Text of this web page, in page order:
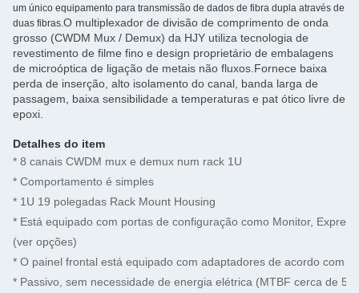
um único equipamento para transmissão de dados de fibra dupla através de
duas fibras.O multiplexador de divisão de comprimento de onda
grosso (CWDM Mux / Demux) da HJY utiliza tecnologia de
revestimento de filme fino e design proprietário de embalagens
de microóptica de ligação de metais não fluxos.Fornece baixa
perda de inserção, alto isolamento do canal, banda larga de
passagem, baixa sensibilidade a temperaturas e pat ótico livre de
epoxi.
Detalhes do item
* 8 canais CWDM mux e demux num rack 1U
* Comportamento é simples
* 1U 19 polegadas Rack Mount Housing
* Está equipado com portas de configuração como Monitor,
(ver opções)
* O painel frontal está equipado com adaptadores de acordo com
* Passivo, sem necessidade de energia elétrica (MTBF cerca de